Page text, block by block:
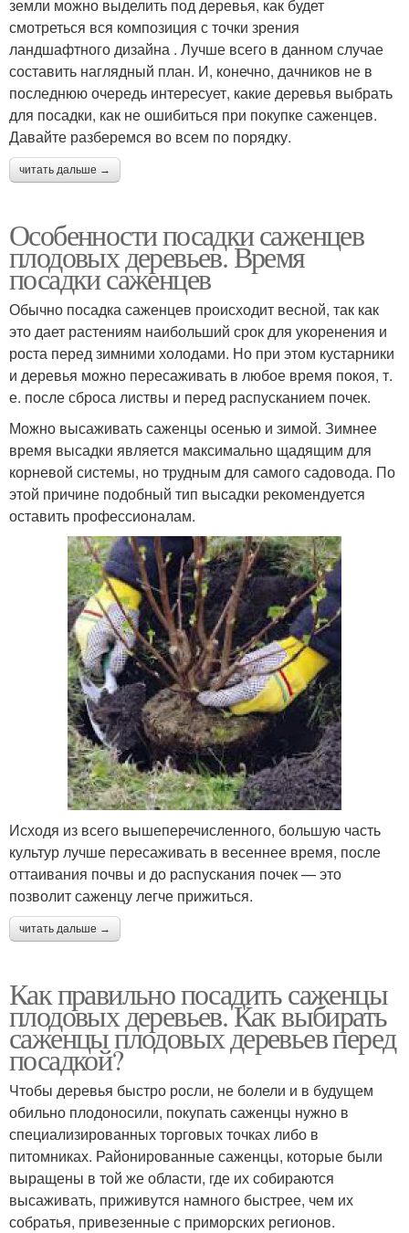
земли можно выделить под деревья, как будет
смотреться вся композиция с точки зрения
ландшафтного дизайна . Лучше всего в данном случае
составить наглядный план. И, конечно, дачников не в
последнюю очередь интересует, какие деревья выбрать
для посадки, как не ошибиться при покупке саженцев.
Давайте разберемся во всем по порядку.
читать дальше →
Особенности посадки саженцев
плодовых деревьев. Время
посадки саженцев
Обычно посадка саженцев происходит весной, так как
это дает растениям наибольший срок для укоренения и
роста перед зимними холодами. Но при этом кустарники
и деревья можно пересаживать в любое время покоя, т.
е. после сброса листвы и перед распусканием почек.
Можно высаживать саженцы осенью и зимой. Зимнее
время высадки является максимально щадящим для
корневой системы, но трудным для самого садовода. По
этой причине подобный тип высадки рекомендуется
оставить профессионалам.
Исходя из всего вышеперечисленного, большую часть
культур лучше пересаживать в весеннее время, после
оттаивания почвы и до распускания почек — это
позволит саженцу легче прижиться.
читать дальше →
Как правильно посадить саженцы
плодовых деревьев. Как выбирать
саженцы плодовых деревьев перед
посадкой?
Чтобы деревья быстро росли, не болели и в будущем
обильно плодоносили, покупать саженцы нужно в
специализированных торговых точках либо в
питомниках. Районированные саженцы, которые были
выращены в той же области, где их собираются
высаживать, приживутся намного быстрее, чем их
собратья, привезенные с приморских регионов.